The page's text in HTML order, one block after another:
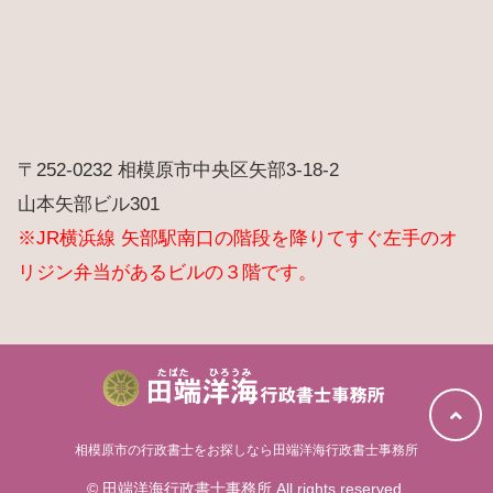
〒252-0232 相模原市中央区矢部3-18-2
山本矢部ビル301
※JR横浜線 矢部駅南口の階段を降りてすぐ左手のオ
リジン弁当があるビルの３階です。
相模原市の行政書士をお探しなら田端洋海行政書士事務所
© 田端洋海行政書士事務所 All rights reserved.